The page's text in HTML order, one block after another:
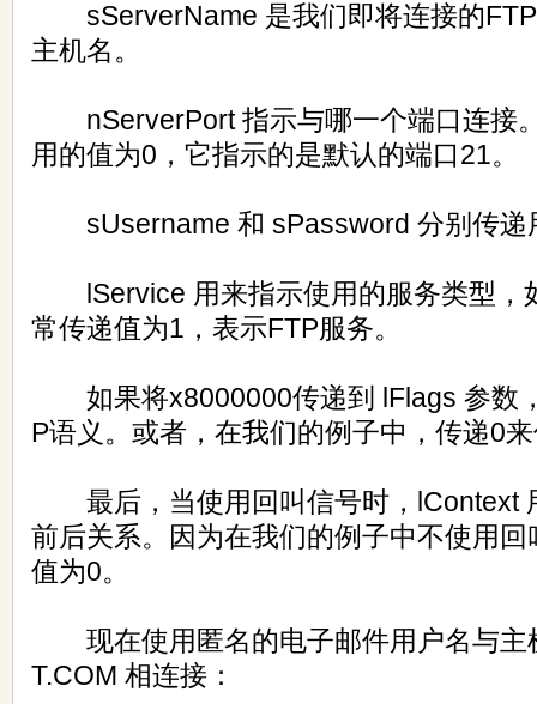
sServerName 是我们即将连接的FTP
主机名。
nServerPort 指示与哪一个端口连接
用的值为0，它指示的是默认的端口21。
sUsername 和 sPassword 分别传递
lService 用来指示使用的服务类型，
常传递值为1，表示FTP服务。
如果将x8000000传递到 lFlags 参数
P语义。或者，在我们的例子中，传递0
最后，当使用回叫信号时，lContext
前后关系。因为在我们的例子中不使用
值为0。
现在使用匿名的电子邮件用户名与主
T.COM 相连接：